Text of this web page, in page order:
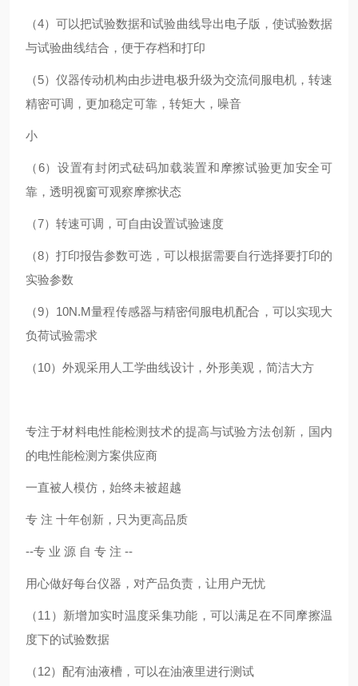
（4）可以把试验数据和试验曲线导出电子版，使试验数据
与试验曲线结合，便于存档和打印
（5）仪器传动机构由步进电极升级为交流伺服电机，转速
精密可调，更加稳定可靠，转矩大，噪音
小
（6）设置有封闭式砝码加载装置和摩擦试验更加安全可
靠，透明视窗可观察摩擦状态
（7）转速可调，可自由设置试验速度
（8）打印报告参数可选，可以根据需要自行选择要打印的
实验参数
（9）10N.M量程传感器与精密伺服电机配合，可以实现大
负荷试验需求
（10）外观采用人工学曲线设计，外形美观，简洁大方
专注于材料电性能检测技术的提高与试验方法创新，国内
的电性能检测方案供应商
一直被人模仿，始终未被超越
专 注 十年创新，只为更高品质
--专 业 源 自 专 注 --
用心做好每台仪器，对产品负责，让用户无忧
（11）新增加实时温度采集功能，可以满足在不同摩擦温
度下的试验数据
（12）配有油液槽，可以在油液里进行测试